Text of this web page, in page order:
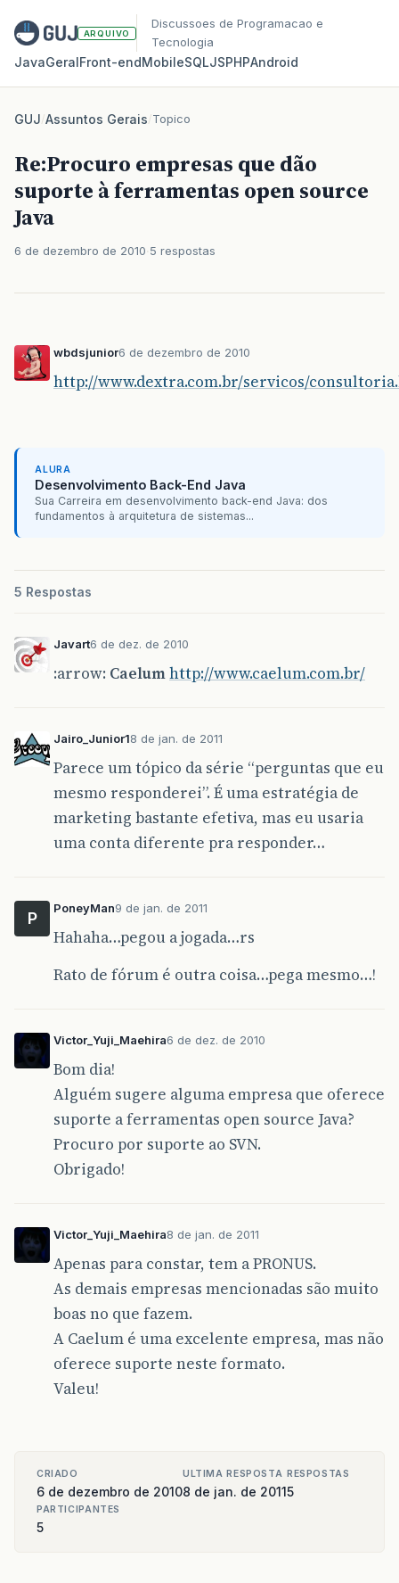
ARQUIVO
Discussoes de Programacao e
Tecnologia
JavaGeralFront‑endMobileSQLJSPHPAndroid
GUJ/Assuntos Gerais/Topico
Re:Procuro empresas que dão
suporte à ferramentas open source
Java
6 de dezembro de 2010 5 respostas
wbdsjunior6 de dezembro de 2010
http://www.dextra.com.br/servicos/
ALURA
Desenvolvimento Back-End Java
Sua Carreira em desenvolvimento back-end Java: dos
fundamentos à arquitetura de sistemas...
5 Respostas
Javart6 de dez. de 2010
:arrow: Caelumhttp://www.caelum.com.br/
Jairo_Junior18 de jan. de 2011
Parece um tópico da série “perguntas que eu
mesmo responderei”. É uma estratégia de
marketing bastante efetiva, mas eu usaria
uma conta diferente pra responder…
P
PoneyMan9 de jan. de 2011
Hahaha…pegou a jogada…rs
Rato de fórum é outra coisa…pega mesmo…!
Victor_Yuji_Maehira6 de dez. de 2010
Bom dia!
Alguém sugere alguma empresa que oferece
suporte a ferramentas open source Java?
Procuro por suporte ao SVN.
Obrigado!
Victor_Yuji_Maehira8 de jan. de 2011
Apenas para constar, tem a PRONUS.
As demais empresas mencionadas são muito
boas no que fazem.
A Caelum é uma excelente empresa, mas não
oferece suporte neste formato.
Valeu!
CRIADO
6 de dezembro de 2010
ULTIMA RESPOSTA
8 de jan. de 2011
RESPOSTAS
5
PARTICIPANTES
5